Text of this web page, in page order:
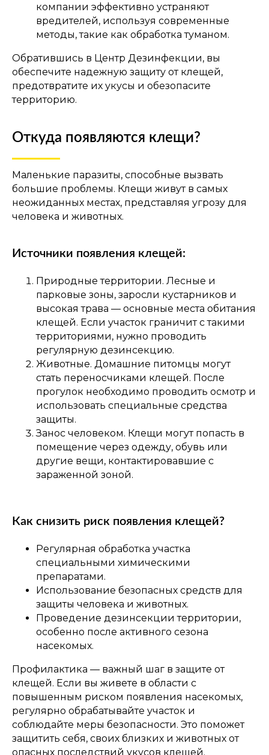
компании эффективно устраняют
вредителей, используя современные
методы, такие как обработка туманом.
Обратившись в Центр Дезинфекции, вы
обеспечите надежную защиту от клещей,
предотвратите их укусы и обезопасите
территорию.
Откуда появляются клещи?
Маленькие паразиты, способные вызвать
большие проблемы. Клещи живут в самых
неожиданных местах, представляя угрозу для
человека и животных.
Источники появления клещей:
Природные территории. Лесные и
парковые зоны, заросли кустарников и
высокая трава — основные места обитания
клещей. Если участок граничит с такими
территориями, нужно проводить
регулярную дезинсекцию.
Животные. Домашние питомцы могут
стать переносчиками клещей. После
прогулок необходимо проводить осмотр и
использовать специальные средства
защиты.
Занос человеком. Клещи могут попасть в
помещение через одежду, обувь или
другие вещи, контактировавшие с
зараженной зоной.
Как снизить риск появления клещей?
Регулярная обработка участка
специальными химическими
препаратами.
Использование безопасных средств для
защиты человека и животных.
Проведение дезинсекции территории,
особенно после активного сезона
насекомых.
Профилактика — важный шаг в защите от
клещей. Если вы живете в области с
повышенным риском появления насекомых,
регулярно обрабатывайте участок и
соблюдайте меры безопасности. Это поможет
защитить себя, своих близких и животных от
опасных последствий укусов клещей.